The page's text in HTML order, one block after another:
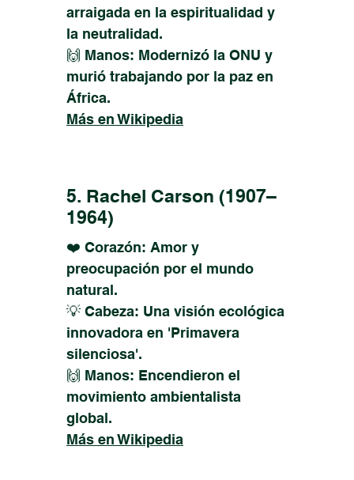
arraigada en la espiritualidad y
la neutralidad.
🙌 Manos: Modernizó la ONU y
murió trabajando por la paz en
África.
Más en Wikipedia
5. Rachel Carson (1907–
1964)
❤️ Corazón: Amor y
preocupación por el mundo
natural.
💡 Cabeza: Una visión ecológica
innovadora en 'Primavera
silenciosa'.
🙌 Manos: Encendieron el
movimiento ambientalista
global.
Más en Wikipedia